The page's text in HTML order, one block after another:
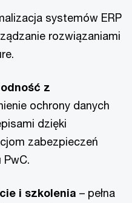
systemów ERP
rozwiązaniami
z
ochrony danych
dzięki
zabezpieczeń
i szkolenia – pełna